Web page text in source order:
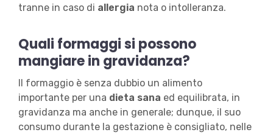
tranne in caso di allergia nota o intolleranza.
Quali formaggi si possono
mangiare in gravidanza?
Il formaggio è senza dubbio un alimento
importante per una dieta sana ed equilibrata, in
gravidanza ma anche in generale; dunque, il suo
consumo durante la gestazione è consigliato, nelle